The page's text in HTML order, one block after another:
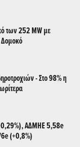
των 252 MW με
Δομοκό
- Στο 98% η
ΑΔΜΗΕ 5,58e
(+0,8%)